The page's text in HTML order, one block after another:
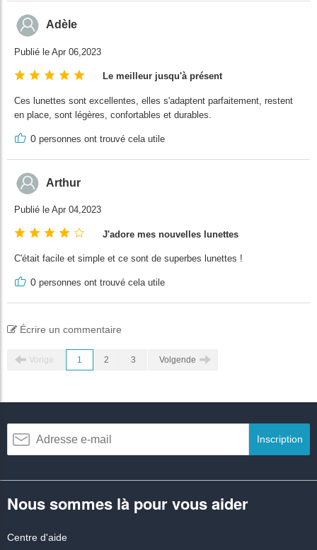
Adèle
Publié le Apr 06,2023
Le meilleur jusqu'à présent
Ces lunettes sont excellentes, elles s'adaptent parfaitement, restent
en place, sont légères, confortables et durables.
0 personnes ont trouvé cela utile
Arthur
Publié le Apr 04,2023
J'adore mes nouvelles lunettes
C'était facile et simple et ce sont de superbes lunettes !
0 personnes ont trouvé cela utile
Écrire un commentaire
Vorige 1 2 3 Volgende
Inscription
Nous sommes là pour vous aider
Centre d'aide